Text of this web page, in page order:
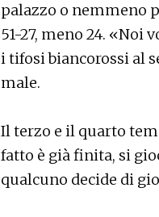
palazzo o nemmeno
51-27, meno 24.
i tifosi biancorossi al
male.
Il terzo e il quarto
fatto è già finita, si
qualcuno decide di